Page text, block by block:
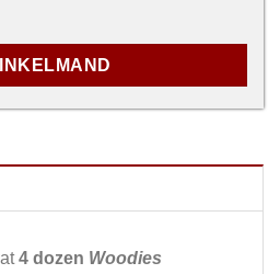
Shield Outdoor
4 dozen Woodies